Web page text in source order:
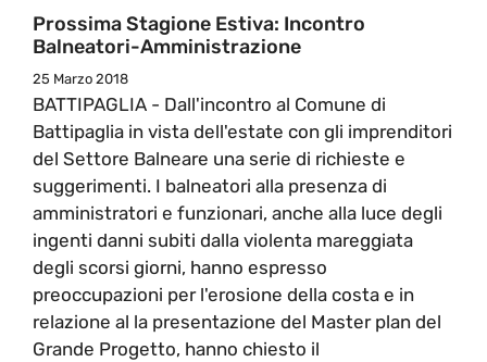
Prossima Stagione Estiva: Incontro
Balneatori-Amministrazione
25 Marzo 2018
BATTIPAGLIA - Dall'incontro al Comune di
Battipaglia in vista dell'estate con gli imprenditori
del Settore Balneare una serie di richieste e
suggerimenti. I balneatori alla presenza di
amministratori e funzionari, anche alla luce degli
ingenti danni subiti dalla violenta mareggiata
degli scorsi giorni, hanno espresso
preoccupazioni per l'erosione della costa e in
relazione al la presentazione del Master plan del
Grande Progetto, hanno chiesto il